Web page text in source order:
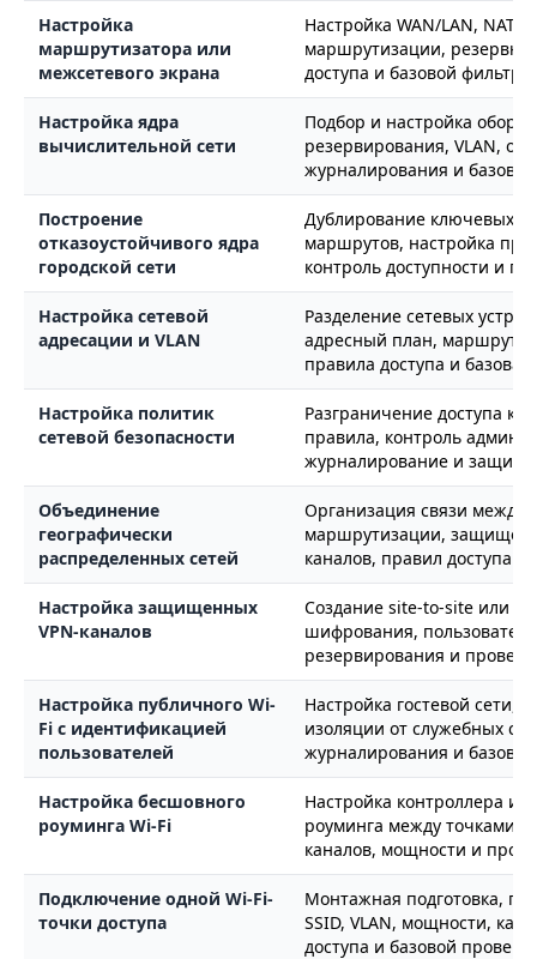
Настройка
маршрутизатора или
межсетевого экрана
Настройка WAN/LAN, NAT,
маршрутизации,
доступа и базовой
Настройка ядра
вычислительной сети
Подбор и настройка
резервирования, VLAN,
журналирования и
Построение
отказоустойчивого ядра
городской сети
Дублирование ключевых
маршрутов, настройка
контроль доступности и
Настройка сетевой
адресации и VLAN
Разделение сетевых
адресный план,
правила доступа и
Настройка политик
сетевой безопасности
Разграничение доступа к
правила, контроль
журналирование и защита
Объединение
географически
распределенных сетей
Организация связи между
маршрутизации,
каналов, правил доступа и
Настройка защищенных
VPN-каналов
Создание site-to-site или
шифрования,
резервирования и
Настройка публичного Wi-
Fi с идентификацией
пользователей
Настройка гостевой сети,
изоляции от служебных
журналирования и
Настройка бесшовного
роуминга Wi-Fi
Настройка контроллера
роуминга между точками
каналов, мощности и
Подключение одной Wi-Fi-
точки доступа
Монтажная подготовка,
SSID, VLAN, мощности,
доступа и базовой